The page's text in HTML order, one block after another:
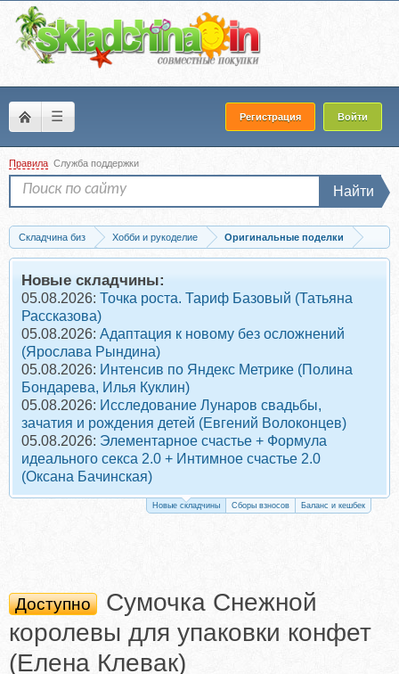
☰ Регистрация Войти
Правила Служба поддержки
Найти
Складчина биз Хобби и рукоделие
Оригинальные поделки
Скачать Сумочка Снежной королевы для упаковки конфет (Елена Клевак)
Новые складчины:
05.08.2026: Точка роста. Тариф Базовый (Татьяна
Рассказова)
05.08.2026: Адаптация к новому без осложнений
(Ярослава Рындина)
05.08.2026: Интенсив по Яндекс Метрике (Полина
Бондарева, Илья Куклин)
05.08.2026: Исследование Лунаров свадьбы,
зачатия и рождения детей (Евгений Волоконцев)
05.08.2026: Элементарное счастье + Формула
идеального секса 2.0 + Интимное счастье 2.0
(Оксана Бачинская)
Новые складчины Сборы взносов Баланс и кешбек
Доступно
Сумочка Снежной
королевы для упаковки конфет
(Елена Клевак)